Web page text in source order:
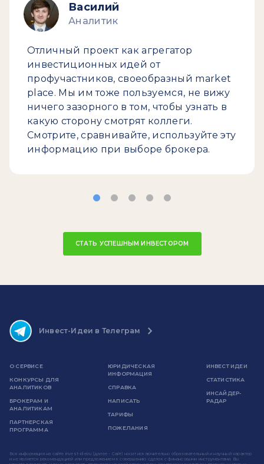
Василий
Аналитик
Отличный проект как агрегатор
инвестиционных идей от
профучастников, своеобразный market
place. Мы им тоже пользуемся, не вижу
ничего зазорного в том, чтобы узнать в
какую сторону смотрят коллеги.
Смотрите, сравнивайте, используйте эту
информацию при выборе брокера.
СТАТЬ УСПЕШНЫМ ИНВЕСТОРОМ
Инвест-Идеи в Телеграм
О СЕРВИСЕ
КОНКУРСЫ ДЛЯ
АНАЛИТИКОВ
БРОКЕРАМ И
АНАЛИТИКАМ
ПАРТНЕРСКАЯ
ПРОГРАММА
ЮРИДИЧЕСКАЯ
ИНФОРМАЦИЯ
СПРАВКА
НАПИСАТЬ
ТАРИФЫ
ПОЖЕЛАНИЯ
ИНВЕСТ ИДЕИ
СТАТИСТИКА
ИНСАЙДЕР-
РАДАР
Вся информация на сайте invest-idei.ru (далее - Сайт) носит исключительно образовательный и научный характер
и не является рекомендацией или предложением к совершению сделок с финансовыми инструментами. Вы